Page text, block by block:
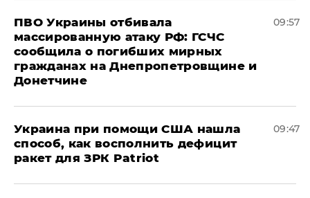
ПВО Украины отбивала
массированную атаку РФ: ГСЧС
сообщила о погибших мирных
гражданах на Днепропетровщине и
Донетчине
09:57
Украина при помощи США нашла
способ, как восполнить дефицит
ракет для ЗРК Patriot
09:47